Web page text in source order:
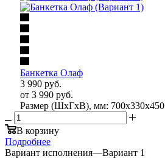
Банкетка Олаф
3 990 руб.
от 3 990 руб.
Размер (ШхГхВ), мм: 700х330х450
В корзину
Подробнее
Вариант исполнения—Вариант 1